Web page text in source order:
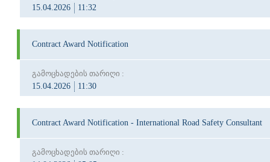
15.04.2026
11:32
Contract Award Notification
გამოცხადების თარიღი :
15.04.2026
11:30
Contract Award Notification - International Road Safety Consultant
გამოცხადების თარიღი :